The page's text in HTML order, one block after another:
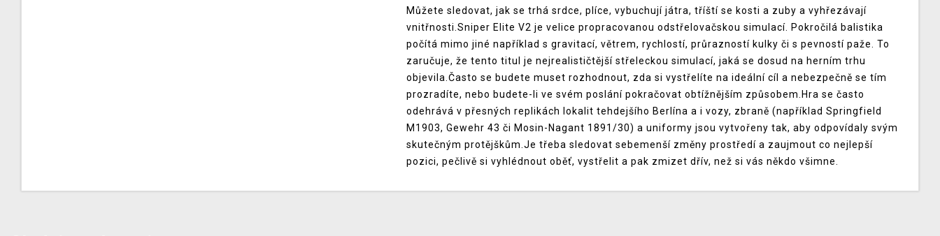
Můžete sledovat, jak se trhá srdce, plíce, vybuchují játra, tříští se kosti a zuby a vyhřezávají
vnitřnosti.Sniper Elite V2 je velice propracovanou odstřelovačskou simulací. Pokročilá balistika
počítá mimo jiné například s gravitací, větrem, rychlostí, průrazností kulky či s pevností paže. To
zaručuje, že tento titul je nejrealističtější střeleckou simulací, jaká se dosud na herním trhu
objevila.Často se budete muset rozhodnout, zda si vystřelíte na ideální cíl a nebezpečně se tím
prozradíte, nebo budete-li ve svém poslání pokračovat obtížnějším způsobem.Hra se často
odehrává v přesných replikách lokalit tehdejšího Berlína a i vozy, zbraně (například Springfield
M1903, Gewehr 43 či Mosin-Nagant 1891/30) a uniformy jsou vytvořeny tak, aby odpovídaly svým
skutečným protějškům.Je třeba sledovat sebemenší změny prostředí a zaujmout co nejlepší
pozici, pečlivě si vyhlédnout oběť, vystřelit a pak zmizet dřív, než si vás někdo všimne.